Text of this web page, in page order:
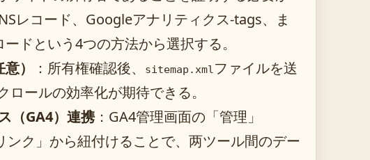
レコード、Googleアナリティクス-tags、ま
ドという4つの方法から選択する。
）
：所有権確認後、 sitemap.xml ファイルを送
ールの効率化が期待できる。
（GA4）連携：GA4管理画面の「管理」
ク」から紐付けることで、两ツール間のデー